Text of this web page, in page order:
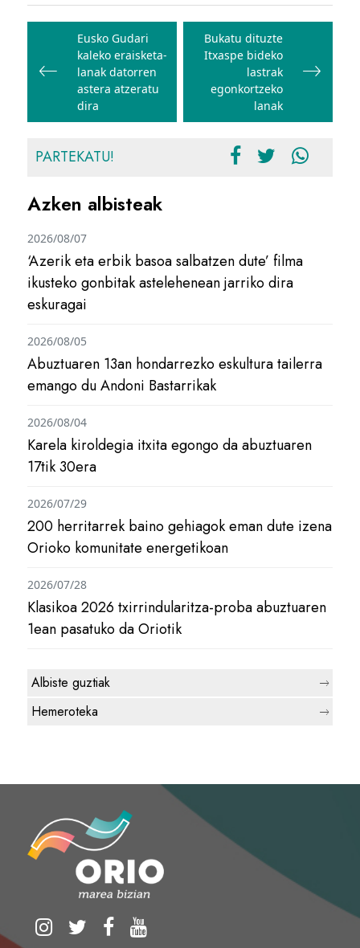
Bidalketetan
zehar
nabigatu
Eusko Gudari
kaleko eraisketa-
lanak datorren
astera atzeratu
dira
Bukatu dituzte
Itxaspe bideko
lastrak
egonkortzeko
lanak
PARTEKATU!
Azken albisteak
‘Azerik eta erbik basoa salbatzen dute’ filma
ikusteko gonbitak astelehenean jarriko dira
eskuragai
2026/08/07
Abuztuaren 13an hondarrezko eskultura tailerra
emango du Andoni Bastarrikak
2026/08/05
Karela kiroldegia itxita egongo da abuztuaren
17tik 30era
2026/08/04
200 herritarrek baino gehiagok eman dute izena
Orioko komunitate energetikoan
2026/07/29
Klasikoa 2026 txirrindularitza-proba abuztuaren
1ean pasatuko da Oriotik
2026/07/28
Albiste guztiak
Hemeroteka